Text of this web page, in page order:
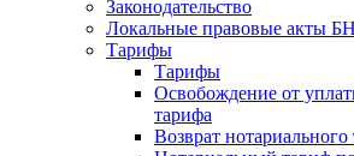
Законодательство
Локальные правовые акты
Тарифы
Тарифы
Освобождение от
тарифа
Возврат нотариального